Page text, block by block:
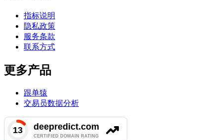
指标说明
隐私政策
服务条款
联系方式
更多产品
跟单猿
交易员数据分析